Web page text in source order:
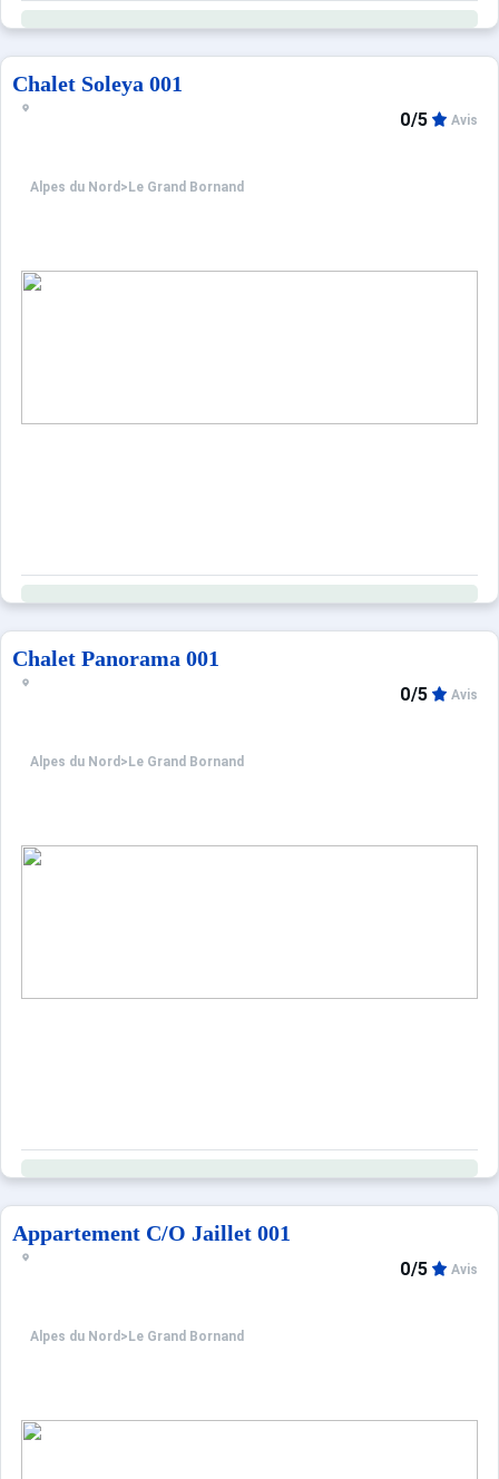
Chalet Soleya 001
Alpes du Nord > Le Grand Bornand
0/5 Avis
Chalet Panorama 001
Alpes du Nord > Le Grand Bornand
0/5 Avis
Appartement C/O Jaillet 001
Alpes du Nord > Le Grand Bornand
0/5 Avis